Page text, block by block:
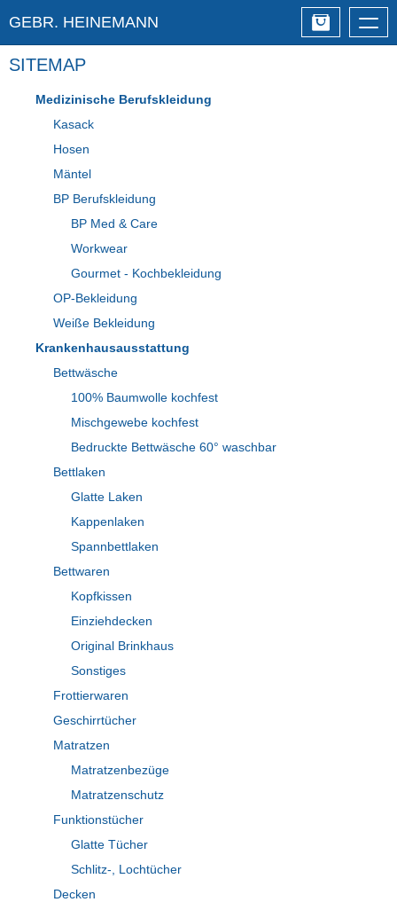
GEBR. HEINEMANN
SITEMAP
Medizinische Berufskleidung
Kasack
Hosen
Mäntel
BP Berufskleidung
BP Med & Care
Workwear
Gourmet - Kochbekleidung
OP-Bekleidung
Weiße Bekleidung
Krankenhausausstattung
Bettwäsche
100% Baumwolle kochfest
Mischgewebe kochfest
Bedruckte Bettwäsche 60° waschbar
Bettlaken
Glatte Laken
Kappenlaken
Spannbettlaken
Bettwaren
Kopfkissen
Einziehdecken
Original Brinkhaus
Sonstiges
Frottierwaren
Geschirrtücher
Matratzen
Matratzenbezüge
Matratzenschutz
Funktionstücher
Glatte Tücher
Schlitz-, Lochtücher
Decken